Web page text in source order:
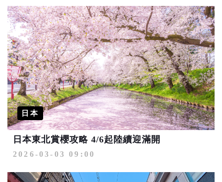
日本
日本東北賞櫻攻略 4/6起陸續迎滿開
2026-03-03 09:00